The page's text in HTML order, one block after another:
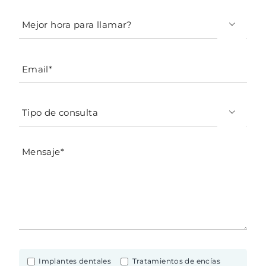


Implantes dentales
Tratamientos de encías